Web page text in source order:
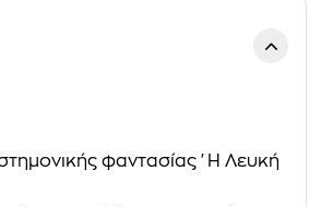
φαντασίας 'Η Λευκή